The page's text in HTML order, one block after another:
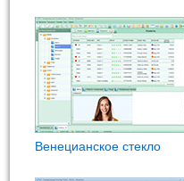
Венецианское стекло